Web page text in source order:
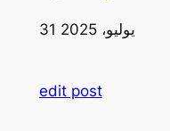
31 يوليو، 2025
edit post